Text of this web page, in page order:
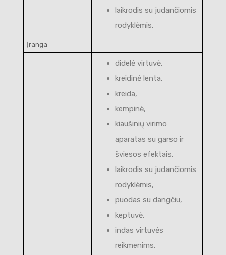
laikrodis su judančiomis
rodyklėmis,
Įranga
didelė virtuvė,
kreidinė lenta,
kreida,
kempinė,
kiaušinių virimo
aparatas su garso ir
šviesos efektais,
laikrodis su judančiomis
rodyklėmis,
puodas su dangčiu,
keptuvė,
indas virtuvės
reikmenims,